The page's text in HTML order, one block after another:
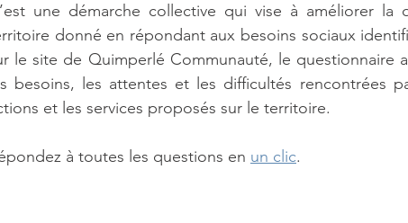
une démarche collective qui vise à améliorer la
donné en répondant aux besoins sociaux
le site de Quimperlé Communauté, le questionnaire
besoins, les attentes et les difficultés rencontrées
et les services proposés sur le territoire.
à toutes les questions en un clic.